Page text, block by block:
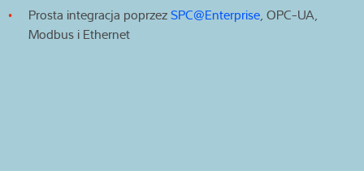
Prosta integracja poprzezSPC@Enterprise, OPC-UA,
Modbus i Ethernet